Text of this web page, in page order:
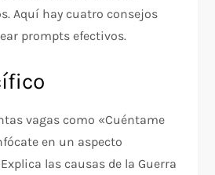
Aquí hay cuatro consejos
prompts efectivos.
vagas como «Cuéntame
en un aspecto
las causas de la Guerra